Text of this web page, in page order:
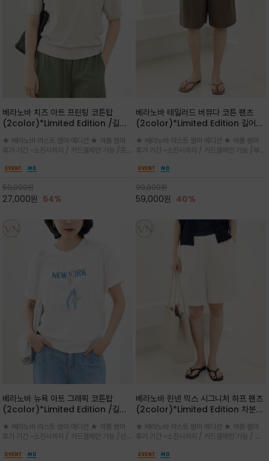
베라노바 치즈 아트 프린팅 코튼탑
(2color)*Limited Edition /길어
세요 ^^
★ 베라노바 라스트 썸머 에디션 ★ 여름 썸머
휴가 기간 ~소진시까지 / 카드결제만 가능 /프론
러스트 프린트가 더해져 과하지 않으면서도 세련
59,000원
27,000원 54%
베라노바 테일러드 버뮤다 코튼 팬츠
(2color)*Limited Edition 길어진
^^
★ 베라노바 라스트 썸머 에디션 ★ 여름 썸머
휴가 기간 ~소진시까지 / 카드결제만 가능 /부드
은은한 매트 컬러가 고급스러운 분위기
99,000원
59,000원 40%
베라노바 뉴욕 아트 그래픽 코튼탑
(2color)*Limited Edition /길어
세요 ^^
★ 베라노바 라스트 썸머 에디션 ★ 여름 썸머
휴가 기간 ~소진시까지 / 카드결제만 가능 /산뜻
레터링과 감각적인 일러스트 프린트가 어우러져
베라노바 린넨 믹스 시그니처 하프 팬츠
(2color)*Limited Edition 차분한
진 여름의 끝자락까지 멋스럽게 연출하
세요 ^^
★ 베라노바 라스트 썸머 에디션 ★ 여름 썸머
휴가 기간 ~소진시까지 / 카드결제만 가능 / 앞
게 체형을 커버해 우아한 비율을 완성